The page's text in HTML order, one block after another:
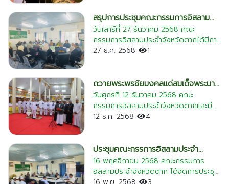
เพื่อสร้างความเชื่อมั่นให้แก่ผู้บริโภค การ
ประชุมในครั้งนี้มุ่งเน้นส่งเสริมให้ผู้ประกอบ
การในจังหวัดตากมีความเข้าใจในหลักเกณฑ์
และพร้อมก้าวสู่มาตรฐานสากล เพื่อขยาย
ตามหลักฮาลาลอย่างแท้จริง #ฮาลาลตาก
#กอจตาก #ปศุสัตว์จังหวัดตาก
#มาตรฐานฮาลาล #อาหารฮาลาล
แม่สอด จัดอบรมเตรียมความพร้อมด้าน
สุขภาพแก่ผู้เดินทางไปประกอบพิธีฮัจย์
ประจำปี 2569 มุ่งเน้นการดูแลเชิงรุก
ตั้งแต่ก่อนเดินทางจนถึงกลับถึง
นายแพทย์รเมศ ว่องวิไลรัตน์ ผู้อำนวยการ
โรงพยาบาลแม่สอด เป็นประธานในพิธีเปิด
การอบรมเตรียมความพร้อมให้แก่พี่น้อง
ชาวไทยมุสลิมที่จะเดินทางไปประกอบพิธี
ลี ยูโซะ หัวหน้าสำนักงานแพทย์เพื่อกิจการ
ฮัจย์แห่งประเทศไทย และ นายสุข อุปการะ
ประธานคณะกรรมการอิสลามประจำ
จังหวัดตาก พร้อมคณะกรรมการและ
สรุปการประชุมคณะกรรมการอิสลาม
ประจำจังหวัดตาก ครั้งที่ 11/2568
วันเสาร์ที่ 27 ธันวาคม 2568 คณะ
กรรมการอิสลามประจำจังหวัดตากได้มีการ
: สรุปการประชุมคณะกรรมการอิสลาม
27 ธ.ค. 2568 1
ถวายพระพรชัยมงคลแด่สมเด็จพระนาง
เจ้าสิริกิติ์ พระบรมราชินีนาถ พระบรม
ราชชนนีพันปีหลวง
วันศุกร์ที่ 12 ธันวาคม 2568 คณะ
กรรมการอิสลามประจำจังหวัดตากและมีพี่
น้องประชาชนที่นับถือศาสนาอิสลามร่วมกับ
พิธีทางศาสนาถวายพระพรชัยมงคลแด่
สมเด็จพระนางเจ้าสิริกิติ์ พระบรม
ราชินีนาถ พระบรมราชชนนีพันปีหลวง ณ
วัฒนธรรมศาลาวรวิหาร ตำบลระแหง
12 ธ.ค. 2568 4
ประชุมคณะกรรการอิสลามประจำ
จังหวัดตาก ฝ่ายงานมัสยิด และ ฝ่าย
ไกล่เกลี่ยข้อพิพาทครอบครัว 2568
16 พฤศจิกายน 2568 คณะกรรมการ
อิสลามประจำจังหวัดตาก ได้จัดการประชุม